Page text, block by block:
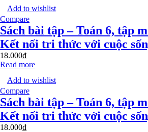
Add to wishlist
Compare
Sách bài tập – Toán 6, tập
Kết nối tri thức với cuộc
18.000₫
Read more
Add to wishlist
Compare
Sách bài tập – Toán 6, tập
Kết nối tri thức với cuộc
18.000₫